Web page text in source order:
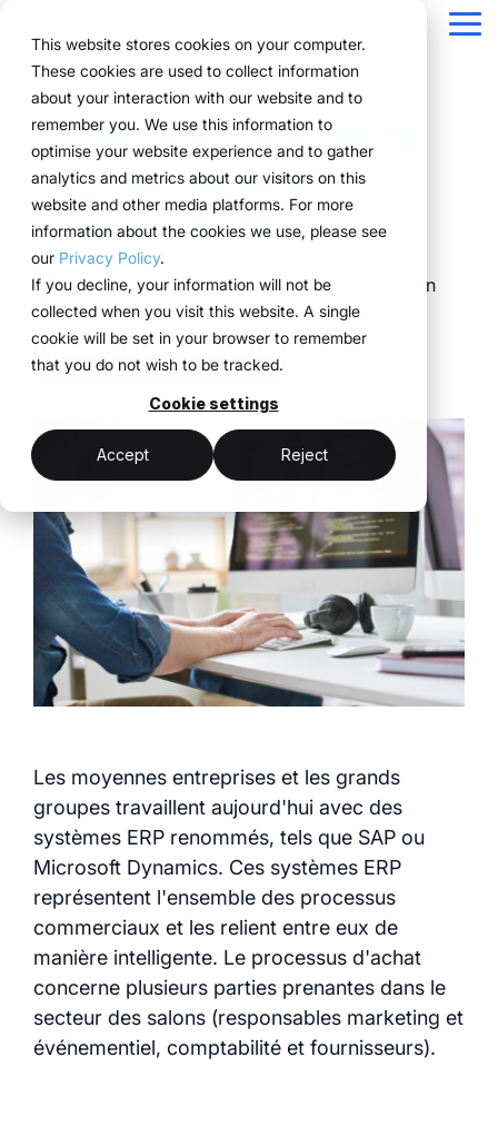
This website stores cookies on your computer.
These cookies are used to collect information
about your interaction with our website and to
remember you. We use this information to
optimise your website experience and to gather
analytics and metrics about our visitors on this
website and other media platforms. For more
information about the cookies we use, please see
our Privacy Policy.
If you decline, your information will not be
collected when you visit this website. A single
cookie will be set in your browser to remember
that you do not wish to be tracked.
Cookie settings
Accept Reject
navigation
Aperçu
Comment ça fonctionne
Le Système
Une structure pour
vos processus
événementiels
ExpoCloud regroupe la
planification, l’exécution
et l’analyse au sein d’un
système centralisé.
Pour les entreprises qui
souhaitent standardiser
leurs présences salons
et les piloter de manière
évolutive.
Un système plutôt
que des solutions
Des processus clairs
pour tous les
événements
Une transparence et
un contrôle total
Fonctions
Planification
Réservation
Logistique
Analytique
Gestion de projet
Tout ce dont vous
avez besoin pour
vos événements
De la première
planification à l’analyse,
toutes les
fonctionnalités
s’articulent entre elles et
suivent une structure
claire.
Plateforme
centralisée
(myWWM)
Stands modulaires
Logistique intégrée
Des données pour
des décisions
éclairées
tous les modules et
services myWWM :
Modules
Services
Équipes marketing
Responsable d'événements
Approvisionnement
Pour les
entreprises aux
structures
événementielles
complexes
ExpoCloud s’adresse
aux équipes qui
participent
régulièrement à des
salons et souhaitent
enfin structurer leurs
processus.
coordination
Plus de contrôle
Des processus clairs
sur l’ensemble des
sites
Références
Projets
Éprouvé sur le
terrain
Des entreprises de
différents secteurs
pilotent leurs
événements de manière
efficace, évolutive et
structurée avec
ExpoCloud.
Prix & Modèle
Systèmes de location expliqués
Forfait logistique
Scalabilité
Public versionÀ propos d'ExpoCloud
WWM groupe
Durabilité
Technologie & plateforme
Blog
La
technologie
au service
de
l’exécution
ExpoCloud
combine
logiciel,
construction
de stands et
logistique, développé
et exploité par
le groupe
Interface ERP dans
la gestion des
événements
Dr. Christian Coppeneur-Guelz:
Updated on
juin 17, 2026
Gestion de projet & processus
Les moyennes entreprises et les grands
groupes travaillent aujourd'hui avec des
systèmes ERP renommés, tels que SAP ou
Microsoft Dynamics. Ces systèmes ERP
représentent l'ensemble des processus
commerciaux et les relient entre eux de
manière intelligente. Le processus d'achat
concerne plusieurs parties prenantes dans le
secteur des salons (responsables marketing et
événementiel, comptabilité et fournisseurs).